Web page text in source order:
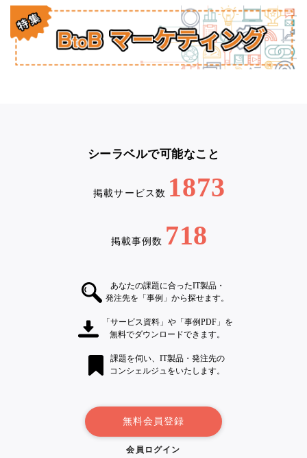
シーラベルで可能なこと
掲載サービス数 1873
掲載事例数 718
あなたの課題に合ったIT製品・
発注先を「事例」から探せます。
「サービス資料」や「事例PDF」を
無料でダウンロードできます。
課題を伺い、IT製品・発注先の
コンシェルジュをいたします。
無料会員登録
会員ログイン